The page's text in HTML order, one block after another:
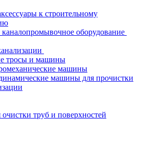
к строительному
оборудование
тросы и машины
машины
машины для прочистки
труб и поверхностей